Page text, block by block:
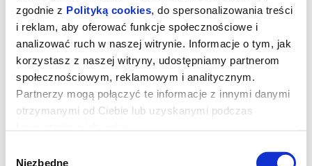
zgodnie z Polityką cookies, do spersonalizowania treści
i reklam, aby oferować funkcje społecznościowe i
analizować ruch w naszej witrynie. Informacje o tym, jak
korzystasz z naszej witryny, udostępniamy partnerom
społecznościowym, reklamowym i analitycznym.
Partnerzy mogą połączyć te informacje z innymi danymi
otrzymanymi od Ciebie lub uzyskanymi podczas
Niezbędne